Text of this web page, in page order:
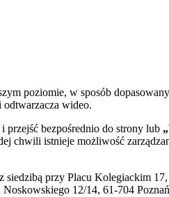
poziomie, w sposób
odtwarzacza wideo.
bezpośrednio do strony lub
chwili istnieje możliwość
przy Placu Kolegiackim
12/14, 61-704